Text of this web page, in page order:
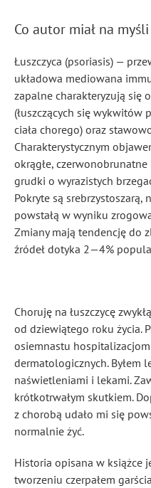
Co autor miał na myśli
Łuszczyca (psoriasis) —
układowa mediowana
zapalne charakteryzują się
(łuszczących się wykwitów
ciała chorego) oraz
Charakterystycznym
okrągłe,
grudki o wyrazistych
Pokryte są srebrzystoszarą,
powstałą w wyniku
Zmiany mają tendencję do
źródeł dotyka 2—4%
Choruję na łuszczycę
od dziewiątego roku życia.
osiemnastu
dermatologicznych. Byłem
naświetleniami i lekami.
krótkotrwałym skutkiem.
z chorobą udało mi się
normalnie żyć.
Historia opisana w książce
tworzeniu czerpałem